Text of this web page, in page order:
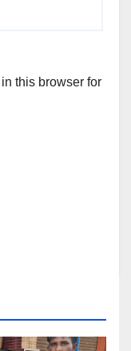
this browser for